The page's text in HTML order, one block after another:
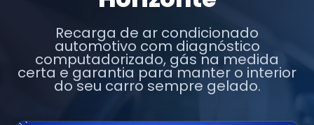
Recarga de ar condicionado
automotivo com diagnóstico
computadorizado, gás na medida
certa e garantia para manter o interior
do seu carro sempre gelado.